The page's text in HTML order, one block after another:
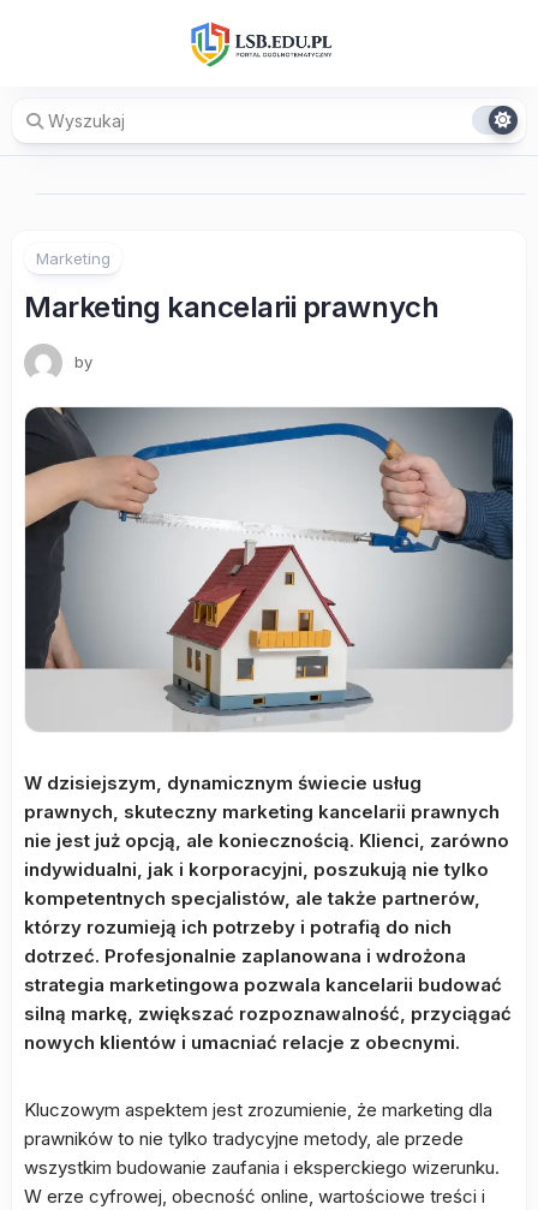
Marketing
Marketing kancelarii prawnych
by
W dzisiejszym, dynamicznym świecie usług
prawnych, skuteczny marketing kancelarii prawnych
nie jest już opcją, ale koniecznością. Klienci, zarówno
indywidualni, jak i korporacyjni, poszukują nie tylko
kompetentnych specjalistów, ale także partnerów,
którzy rozumieją ich potrzeby i potrafią do nich
dotrzeć. Profesjonalnie zaplanowana i wdrożona
strategia marketingowa pozwala kancelarii budować
silną markę, zwiększać rozpoznawalność, przyciągać
nowych klientów i umacniać relacje z obecnymi.
Kluczowym aspektem jest zrozumienie, że marketing dla
prawników to nie tylko tradycyjne metody, ale przede
wszystkim budowanie zaufania i eksperckiego wizerunku.
W erze cyfrowej, obecność online, wartościowe treści i